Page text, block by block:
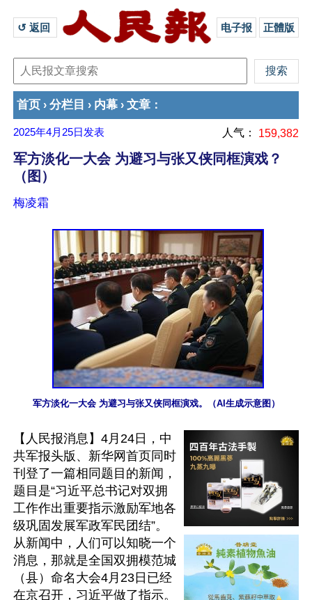
↺ 返回 电子报 正體版
首页 › 分栏目 › 内幕 › 文章 ：
2025年4月25日 发表 人气： 159,382
军方淡化一大会 为避习与张又侠同框演戏？
（图）
梅凌霜
军方淡化一大会 为避习与张又侠同框演戏。（AI生成示意图）
【人民报消息】4月24日，中
共军报头版、新华网首页同时
刊登了一篇相同题目的新闻，
题目是“习近平总书记对双拥
工作作出重要指示激励军地各
级巩固发展军政军民团结”。
从新闻中，人们可以知晓一个
消息，那就是全国双拥模范城
（县）命名大会4月23日已经
在京召开，习近平做了指示。